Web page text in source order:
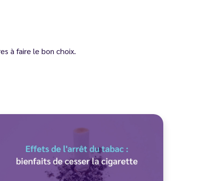
à faire le bon choix.